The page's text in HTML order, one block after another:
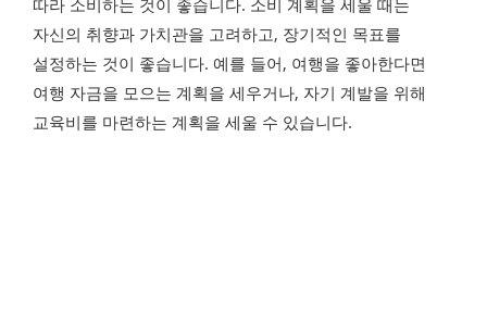
따라 소비하는 것이 좋습니다. 소비 계획을 세울 때는
자신의 취향과 가치관을 고려하고, 장기적인 목표를
설정하는 것이 좋습니다. 예를 들어, 여행을 좋아한다면
여행 자금을 모으는 계획을 세우거나, 자기 계발을 위해
교육비를 마련하는 계획을 세울 수 있습니다.